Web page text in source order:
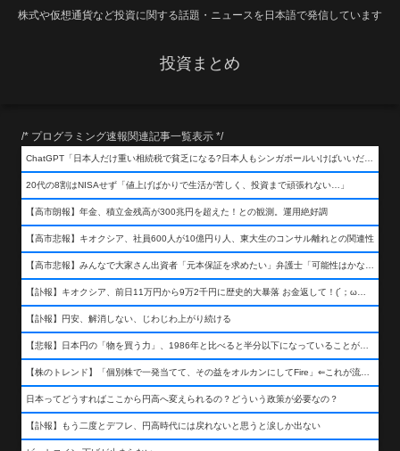
株式や仮想通貨など投資に関する話題・ニュースを日本語で発信しています
投資まとめ
/* プログラミング速報関連記事一覧表示 */
ChatGPT「日本人だけ重い相続税で貧乏になる?日本人もシンガポールいけばいいだけだから相続税で日本人は貧乏にならんだろ呆」
20代の8割はNISAせず「値上げばかりで生活が苦しく、投資まで頑張れない…」
【高市朗報】年金、積立金残高が300兆円を超えた！との観測。運用絶好調
【高市悲報】キオクシア、社員600人が10億円り人、東大生のコンサル離れとの関連性
【高市悲報】みんなで大家さん出資者「元本保証を求めたい」弁護士「可能性はかなり低い」出資者「不誠実！」
【訃報】キオクシア、前日11万円から9万2千円に歴史的大暴落 お金返して！(´；ω；｀)
【訃報】円安、解消しない、じわじわ上がり続ける
【悲報】日本円の「物を買う力」、1986年と比べると半分以下になっていることが判明&#8230;高市さんありがとう！
【株のトレンド】「個別株で一発当てて、その益をオルカンにしてFire」⇐これが流行ってるらしい
日本ってどうすればここから円高へ変えられるの？どういう政策が必要なの？
【訃報】もう二度とデフレ、円高時代には戻れないと思うと涙しか出ない